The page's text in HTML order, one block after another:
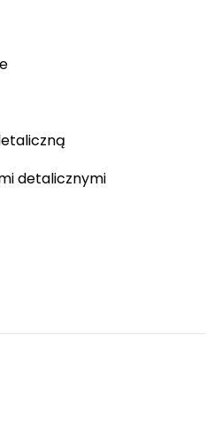
detalicznymi